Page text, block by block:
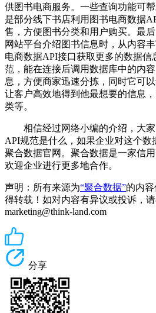
供图书电商服务。一些查询功能可
是部分线下书店利用图书电商数据
售，方便图书分类和用户购买。最
网站平台介绍图书信息时，从内容
电商数据API接口获取更多的数据
范，能在连接后调用数据库中的内
息，方便商家迅速分拣，同时它可
让客户高效地得到他最想要的信息
类等。
相信经过网络小编的介绍，大家
API规范是什么，如果企业对这个数
聚合数据官网。聚合数据是一家信
欢迎企业进行更多地合作。
声明：所有来源为“聚合数据”的内
得转载！如对内容有异议或投诉，
marketing@think-land.com
分享